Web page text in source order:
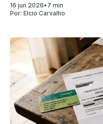
16 jun 2026• 7 min
Por: Elcio Carvalho